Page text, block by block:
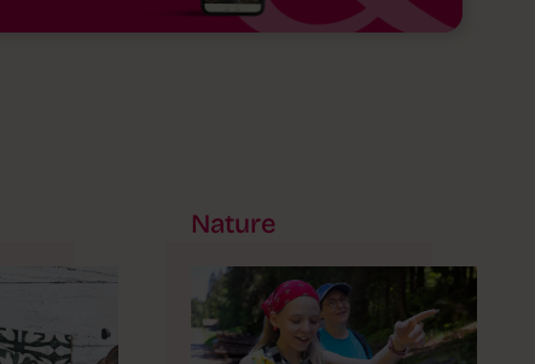
Nature